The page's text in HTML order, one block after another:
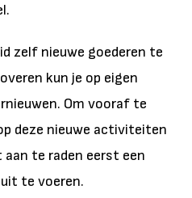
zelf nieuwe goederen te
kun je op eigen
Om vooraf te
deze nieuwe activiteiten
te raden eerst een
te voeren.